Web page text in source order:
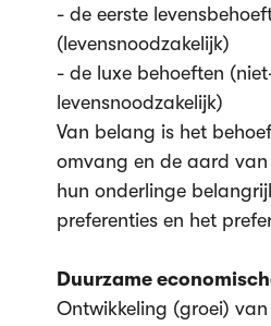
- de eerste
(levensnoodzakelijk)
- de luxe behoeften
levensnoodzakelijk)
Van belang is het
omvang en de aard
hun onderlinge
preferenties en het
Duurzame
Ontwikkeling (groei)